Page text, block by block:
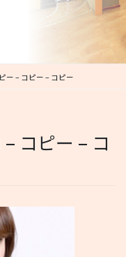
ー – コピー – コピー
コピー – コ